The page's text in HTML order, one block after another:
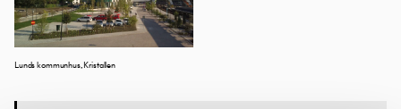
Lunds kommunhus, Kristallen